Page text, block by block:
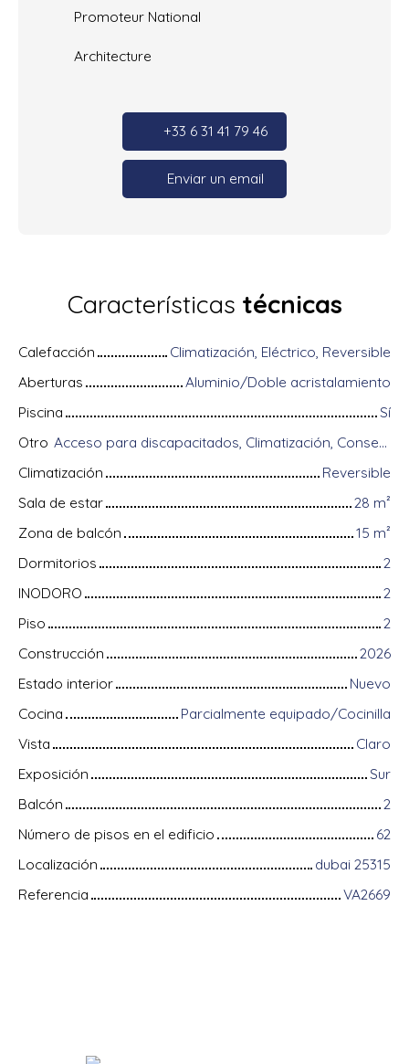
Promoteur National
Architecture
+33 6 31 41 79 46
Enviar un email
Características técnicas
Calefacción
Climatización, Eléctrico, Reversible
Aberturas
Aluminio/Doble acristalamiento
Piscina
Sí
Otro
Acceso para discapacitados, Climatización, Conserje, Equipos domóticos, Fibra óptica, Guardián, Sistema de alarma, Videófono
Climatización
Reversible
Sala de estar
28 m²
Zona de balcón
15 m²
Dormitorios
2
INODORO
2
Piso
2
Construcción
2026
Estado interior
Nuevo
Cocina
Parcialmente equipado/Cocinilla
Vista
Claro
Exposición
Sur
Balcón
2
Número de pisos en el edificio
62
Localización
dubai 25315
Referencia
VA2669